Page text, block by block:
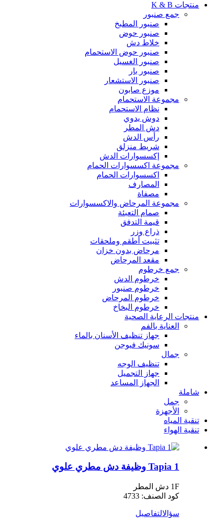
منتجات K & B
جمع صنبور
صنبور المطبخ
صنبور حوض
خلاط دش
صنبور حوض الاستحمام
صنبور الغسيل
صنبور بار
صنبور الاستشعار
موزع صابون
مجموعة الاستحمام
نظام الاستحمام
دوش يدوي
دش المطر
رأس الدش
شريط منزلق
إكسسوارات الدش
مجموعة اكسسوارات الحمام
اكسسوارات الحمام
المصارف
مصفاة
مجموعة المرحاض والاكسسوارات
صمام التعبئة
قيمة التدفق
ذراع وزر
تثبيت أطقم وملحقات
مرحاض بدون خزان
مقعد المرحاض
جمع خرطوم
خرطوم الدش
خرطوم صنبور
خرطوم المرحاض
خرطوم البخاخ
منتجات الرعاية الصحية
العناية بالفم
جهاز تنظيف الأسنان بالماء
سونيك فيوجن
جمال
تنظيف الوجه
جهاز التجميل
الجهاز المساعد
شاملة
جمل
الأجهزة
تنقية المياه
تنقية الهواء
Tapia 1 وظيفة دش مطري علوي
1F دش المطر
كود الصنف: 4733
سؤالالتفاصيل